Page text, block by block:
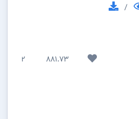
/
881.73
2